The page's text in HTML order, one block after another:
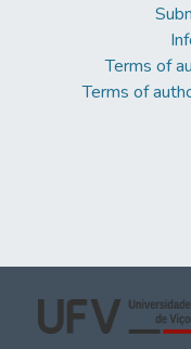
Terms of
Terms of